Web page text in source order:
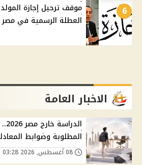
6
العطلة الرسمية في مصر
الاخبار العامة
المطلوبة وضوابط